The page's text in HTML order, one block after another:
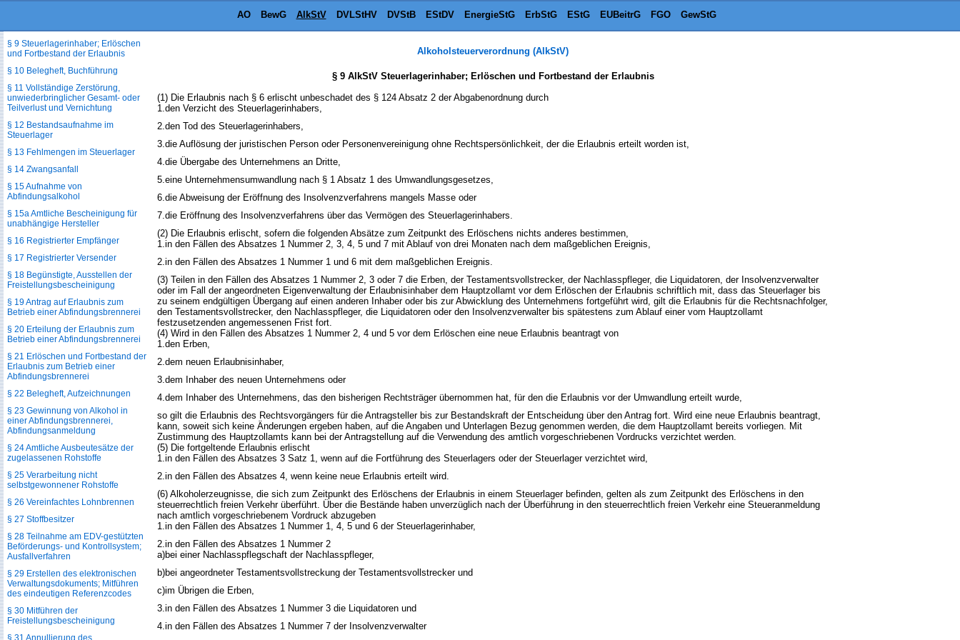
AO BewG AlkStV DVLStHV DVStB EStDV EnergieStG ErbStG EStG EUBeitrG FGO GewStG
Alkoholsteuerverordnung (AlkStV)
§ 9 AlkStV Steuerlagerinhaber; Erlöschen und Fortbestand der Erlaubnis
(1) Die Erlaubnis nach § 6 erlischt unbeschadet des § 124 Absatz 2 der Abgabenordnung durch
1.den Verzicht des Steuerlagerinhabers,
2.den Tod des Steuerlagerinhabers,
3.die Auflösung der juristischen Person oder Personenvereinigung ohne Rechtspersönlichkeit, der die Erlaubnis erteilt worden ist,
4.die Übergabe des Unternehmens an Dritte,
5.eine Unternehmensumwandlung nach § 1 Absatz 1 des Umwandlungsgesetzes,
6.die Abweisung der Eröffnung des Insolvenzverfahrens mangels Masse oder
7.die Eröffnung des Insolvenzverfahrens über das Vermögen des Steuerlagerinhabers.
(2) Die Erlaubnis erlischt, sofern die folgenden Absätze zum Zeitpunkt des Erlöschens nichts anderes bestimmen,
1.in den Fällen des Absatzes 1 Nummer 2, 3, 4, 5 und 7 mit Ablauf von drei Monaten nach dem maßgeblichen Ereignis,
2.in den Fällen des Absatzes 1 Nummer 1 und 6 mit dem maßgeblichen Ereignis.
(3) Teilen in den Fällen des Absatzes 1 Nummer 2, 3 oder 7 die Erben, der Testamentsvollstrecker, der Nachlasspfleger, die Liquidatoren, der Insolvenzverwalter
oder im Fall der angeordneten Eigenverwaltung der Erlaubnisinhaber dem Hauptzollamt vor dem Erlöschen der Erlaubnis schriftlich mit, dass das Steuerlager bis
zu seinem endgültigen Übergang auf einen anderen Inhaber oder bis zur Abwicklung des Unternehmens fortgeführt wird, gilt die Erlaubnis für die Rechtsnachfolger,
den Testamentsvollstrecker, den Nachlasspfleger, die Liquidatoren oder den Insolvenzverwalter bis spätestens zum Ablauf einer vom Hauptzollamt
festzusetzenden angemessenen Frist fort.
(4) Wird in den Fällen des Absatzes 1 Nummer 2, 4 und 5 vor dem Erlöschen eine neue Erlaubnis beantragt von
1.den Erben,
2.dem neuen Erlaubnisinhaber,
3.dem Inhaber des neuen Unternehmens oder
4.dem Inhaber des Unternehmens, das den bisherigen Rechtsträger übernommen hat, für den die Erlaubnis vor der Umwandlung erteilt wurde,
so gilt die Erlaubnis des Rechtsvorgängers für die Antragsteller bis zur Bestandskraft der Entscheidung über den Antrag fort. Wird eine neue Erlaubnis beantragt,
kann, soweit sich keine Änderungen ergeben haben, auf die Angaben und Unterlagen Bezug genommen werden, die dem Hauptzollamt bereits vorliegen. Mit
Zustimmung des Hauptzollamts kann bei der Antragstellung auf die Verwendung des amtlich vorgeschriebenen Vordrucks verzichtet werden.
(5) Die fortgeltende Erlaubnis erlischt
1.in den Fällen des Absatzes 3 Satz 1, wenn auf die Fortführung des Steuerlagers oder der Steuerlager verzichtet wird,
2.in den Fällen des Absatzes 4, wenn keine neue Erlaubnis erteilt wird.
(6) Alkoholerzeugnisse, die sich zum Zeitpunkt des Erlöschens der Erlaubnis in einem Steuerlager befinden, gelten als zum Zeitpunkt des Erlöschens in den
steuerrechtlich freien Verkehr überführt. Über die Bestände haben unverzüglich nach der Überführung in den steuerrechtlich freien Verkehr eine Steueranmeldung
nach amtlich vorgeschriebenem Vordruck abzugeben
1.in den Fällen des Absatzes 1 Nummer 1, 4, 5 und 6 der Steuerlagerinhaber,
2.in den Fällen des Absatzes 1 Nummer 2
a)bei einer Nachlasspflegschaft der Nachlasspfleger,
b)bei angeordneter Testamentsvollstreckung der Testamentsvollstrecker und
c)im Übrigen die Erben,
3.in den Fällen des Absatzes 1 Nummer 3 die Liquidatoren und
4.in den Fällen des Absatzes 1 Nummer 7 der Insolvenzverwalter
§ 9 Steuerlagerinhaber; Erlöschen
und Fortbestand der Erlaubnis
§ 10 Belegheft, Buchführung
§ 11 Vollständige Zerstörung,
unwiederbringlicher Gesamt- oder
Teilverlust und Vernichtung
§ 12 Bestandsaufnahme im
Steuerlager
§ 13 Fehlmengen im Steuerlager
§ 14 Zwangsanfall
§ 15 Aufnahme von
Abfindungsalkohol
§ 15a Amtliche Bescheinigung für
unabhängige Hersteller
§ 16 Registrierter Empfänger
§ 17 Registrierter Versender
§ 18 Begünstigte, Ausstellen der
Freistellungsbescheinigung
§ 19 Antrag auf Erlaubnis zum
Betrieb einer Abfindungsbrennerei
§ 20 Erteilung der Erlaubnis zum
Betrieb einer Abfindungsbrennerei
§ 21 Erlöschen und Fortbestand der
Erlaubnis zum Betrieb einer
Abfindungsbrennerei
§ 22 Belegheft, Aufzeichnungen
§ 23 Gewinnung von Alkohol in
einer Abfindungsbrennerei,
Abfindungsanmeldung
§ 24 Amtliche Ausbeutesätze der
zugelassenen Rohstoffe
§ 25 Verarbeitung nicht
selbstgewonnener Rohstoffe
§ 26 Vereinfachtes Lohnbrennen
§ 27 Stoffbesitzer
§ 28 Teilnahme am EDV-gestützten
Beförderungs- und Kontrollsystem;
Ausfallverfahren
§ 29 Erstellen des elektronischen
Verwaltungsdokuments; Mitführen
des eindeutigen Referenzcodes
§ 30 Mitführen der
Freistellungsbescheinigung
§ 31 Annullierung des